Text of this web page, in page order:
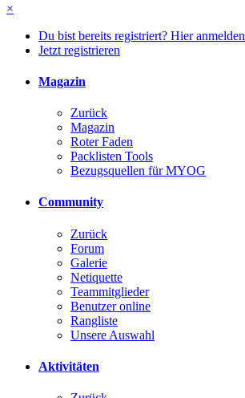
×
Du bist bereits registriert? Hier anmelden
Jetzt registrieren
Magazin
Zurück
Magazin
Roter Faden
Packlisten Tools
Bezugsquellen für MYOG
Community
Zurück
Forum
Galerie
Netiquette
Teammitglieder
Benutzer online
Rangliste
Unsere Auswahl
Aktivitäten